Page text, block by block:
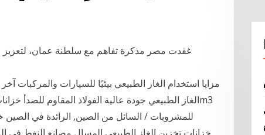
غقدت مصر مذكرة تفاهم مع سلطنة عمان، لتعزيز
للمشروبات / السائل من الصين, الرائدة في الصين